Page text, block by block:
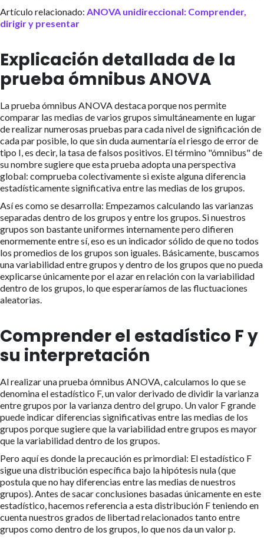
Artículo relacionado: ANOVA unidireccional: Comprender,
dirigir y presentar
Explicación detallada de la
prueba ómnibus ANOVA
La prueba ómnibus ANOVA destaca porque nos permite
comparar las medias de varios grupos simultáneamente en lugar
de realizar numerosas pruebas para cada nivel de significación de
cada par posible, lo que sin duda aumentaría el riesgo de error de
tipo I, es decir, la tasa de falsos positivos. El término "ómnibus" de
su nombre sugiere que esta prueba adopta una perspectiva
global: comprueba colectivamente si existe alguna diferencia
estadísticamente significativa entre las medias de los grupos.
Así es como se desarrolla: Empezamos calculando las varianzas
separadas dentro de los grupos y entre los grupos. Si nuestros
grupos son bastante uniformes internamente pero difieren
enormemente entre sí, eso es un indicador sólido de que no todos
los promedios de los grupos son iguales. Básicamente, buscamos
una variabilidad entre grupos y dentro de los grupos que no pueda
explicarse únicamente por el azar en relación con la variabilidad
dentro de los grupos, lo que esperaríamos de las fluctuaciones
aleatorias.
Comprender el estadístico F y
su interpretación
Al realizar una prueba ómnibus ANOVA, calculamos lo que se
denomina el estadístico F, un valor derivado de dividir la varianza
entre grupos por la varianza dentro del grupo. Un valor F grande
puede indicar diferencias significativas entre las medias de los
grupos porque sugiere que la variabilidad entre grupos es mayor
que la variabilidad dentro de los grupos.
Pero aquí es donde la precaución es primordial: El estadístico F
sigue una distribución específica bajo la hipótesis nula (que
postula que no hay diferencias entre las medias de nuestros
grupos). Antes de sacar conclusiones basadas únicamente en este
estadístico, hacemos referencia a esta distribución F teniendo en
cuenta nuestros grados de libertad relacionados tanto entre
grupos como dentro de los grupos, lo que nos da un valor p.